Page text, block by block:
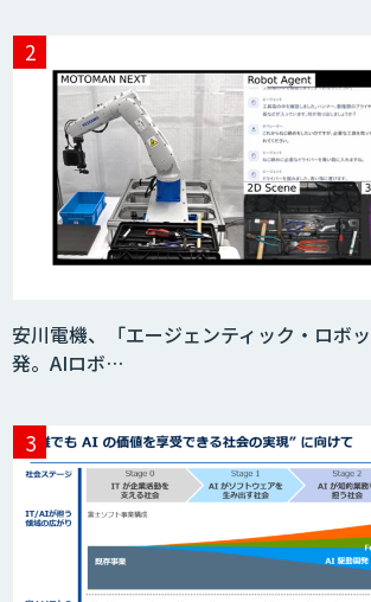
AIR-NEXUS
Acompany セキュアチ
Smart Search
安川電機、「エージェンティック・ロボ
発。AIロボ…